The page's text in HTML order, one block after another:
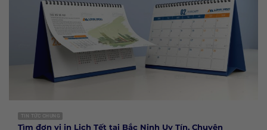
TIN TỨC CHUNG
Tìm đơn vị in Lịch Tết tại Bắc Ninh Uy Tín, Chuyên